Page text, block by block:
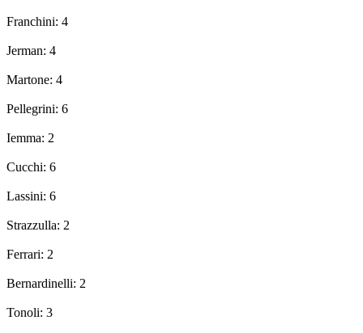
Franchini: 4
Jerman: 4
Martone: 4
Pellegrini: 6
Iemma: 2
Cucchi: 6
Lassini: 6
Strazzulla: 2
Ferrari: 2
Bernardinelli: 2
Tonoli: 3